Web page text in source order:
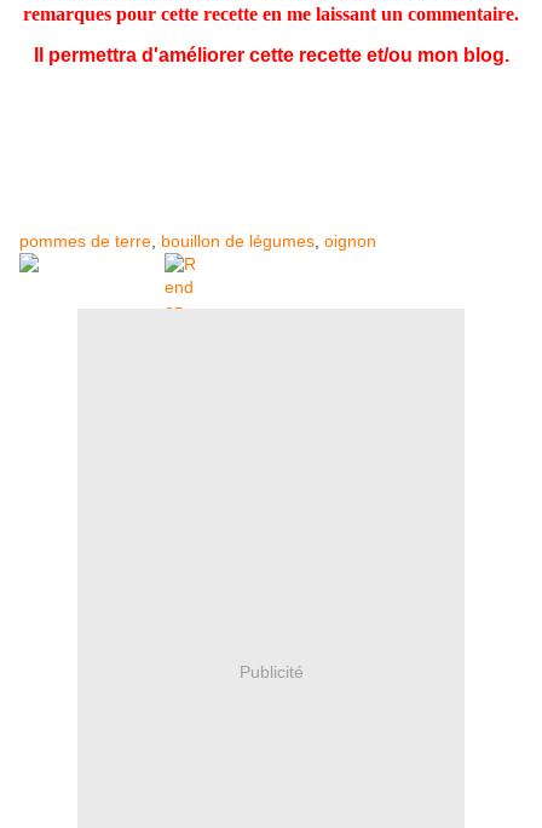
remarques pour cette recette en me laissant un commentaire.
Il permettra d'améliorer cette recette et/ou mon blog.
pommes de terre bouillon de légumes oignon
Publicité